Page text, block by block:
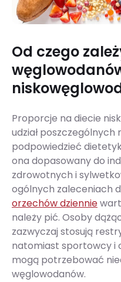
Od czego
Proporcje na diecie
udział poszczególnych
podpowiedzieć
ona dopasowany do
zdrowotnych i
ogólnych zaleceniach
orzechów dziennie
należy pić. Osoby
zazwyczaj stosują
natomiast sportowcy i
mogą potrzebować
węglowodanów.